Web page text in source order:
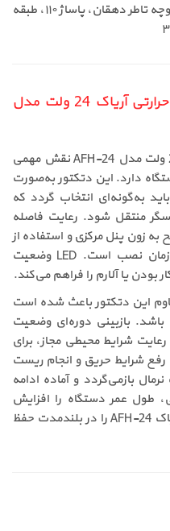
آدرس: خ لاله زار جنوبی ١٠٠ متر بالاتر کوچه تاطر دهقان، پاساژ ١١٠، طبقه
نحوه نصب و نگهداری دتکتور حرارتی آریاک 24 ولت مدل
نصب صحیح دتکتور حرارتی آریاک 24 ولت مدل AFH-24 نقش مهمی
دارد. این دتکتور به‌صورت
انتخاب گردد که
منتقل شود. رعایت فاصله
به زون پنل مرکزی و استفاده از
سیم‌کشی اصولی از نکات مهم در زمان نصب است. LED وضعیت
بودن یا آلارم را فراهم می‌کند.
این دتکتور باعث شده است
بازبینی دوره‌ای وضعیت
شرایط محیطی مجاز، برای
شرایط حریق و انجام ریست
بازمی‌گردد و آماده ادامه
طول عمر دستگاه را افزایش
داده و ارزش خرید دتکتور حرارتی آریاک AFH-24 را در بلندمدت حفظ